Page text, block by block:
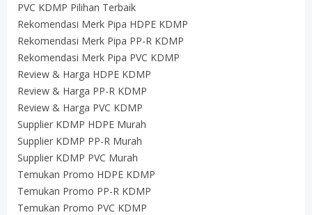
PVC KDMP Pilihan Terbaik
Rekomendasi Merk Pipa HDPE KDMP
Rekomendasi Merk Pipa PP-R KDMP
Rekomendasi Merk Pipa PVC KDMP
Review & Harga HDPE KDMP
Review & Harga PP-R KDMP
Review & Harga PVC KDMP
Supplier KDMP HDPE Murah
Supplier KDMP PP-R Murah
Supplier KDMP PVC Murah
Temukan Promo HDPE KDMP
Temukan Promo PP-R KDMP
Temukan Promo PVC KDMP